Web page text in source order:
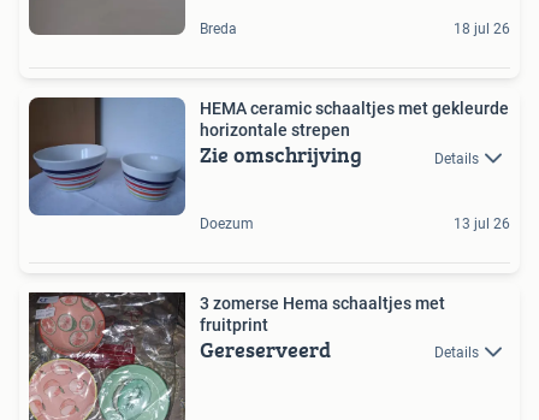
Breda 18 jul 26
HEMA ceramic schaaltjes met gekleurde
horizontale strepen
Zie omschrijving Details
Doezum 13 jul 26
3 zomerse Hema schaaltjes met
fruitprint
Gereserveerd Details